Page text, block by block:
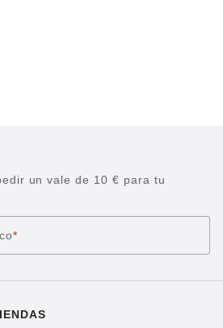
un vale de 10 € para tu
*